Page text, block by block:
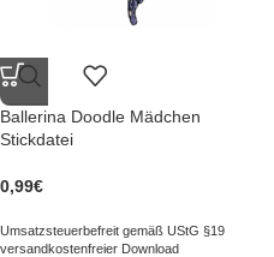
Ballerina Doodle Mädchen
Stickdatei
0,99€
Umsatzsteuerbefreit gemäß UStG §19
versandkostenfreier Download